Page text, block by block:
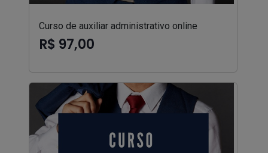
Curso de auxiliar administrativo online
R$ 97,00